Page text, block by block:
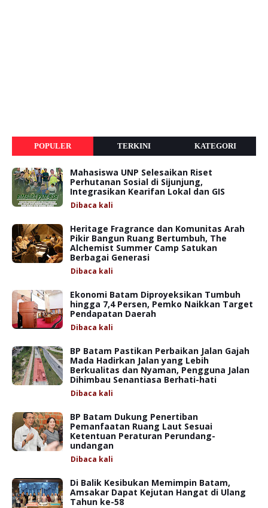
POPULER TERKINI KATEGORI
Mahasiswa UNP Selesaikan Riset
Perhutanan Sosial di Sijunjung,
Integrasikan Kearifan Lokal dan GIS
Dibaca kali
Heritage Fragrance dan Komunitas Arah
Pikir Bangun Ruang Bertumbuh, The
Alchemist Summer Camp Satukan
Berbagai Generasi
Dibaca kali
Ekonomi Batam Diproyeksikan Tumbuh
hingga 7,4 Persen, Pemko Naikkan Target
Pendapatan Daerah
Dibaca kali
BP Batam Pastikan Perbaikan Jalan Gajah
Mada Hadirkan Jalan yang Lebih
Berkualitas dan Nyaman, Pengguna Jalan
Dihimbau Senantiasa Berhati-hati
Dibaca kali
BP Batam Dukung Penertiban
Pemanfaatan Ruang Laut Sesuai
Ketentuan Peraturan Perundang-
undangan
Dibaca kali
Di Balik Kesibukan Memimpin Batam,
Amsakar Dapat Kejutan Hangat di Ulang
Tahun ke-58